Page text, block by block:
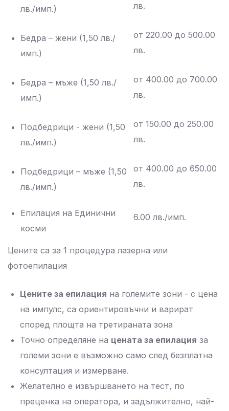
лв./имп.)
лв.
Бедра – жени (1,50 лв./
имп.)
от 220.00 до 500.00
лв.
Бедра – мъже (1,50 лв./
имп.)
от 400.00 до 700.00
лв.
Подбедрици - жени (1,50
лв./имп.)
от 150.00 до 250.00
лв.
Подбедрици – мъже (1,50
лв./имп.)
от 400.00 до 650.00
лв.
Епилация на Единични
косми
6.00 лв./имп.
Цените са за 1 процедура лазерна или
фотоепилация
Цените за епилация на големите зони - с цена
на импулс, са ориентировъчни и варират
според площта на третираната зона
Точно определяне на цената за епилация за
големи зони е възможно само след безплатна
консултация и измерване.
Желателно е извършването на тест, по
преценка на оператора, и задължително, най-